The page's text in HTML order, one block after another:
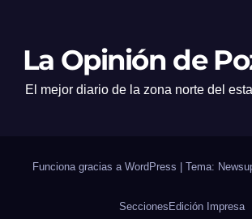
La Opinión de
El mejor diario de la zona norte del
Funciona gracias a WordPress Tema:
Secciones Edición Impresa